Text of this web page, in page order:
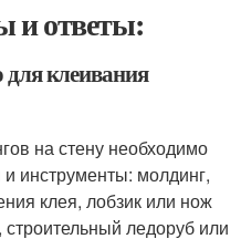
и ответы:
клеивания
на стену необходимо
инструменты: молдинг,
клея, лобзик или нож
ледоруб или